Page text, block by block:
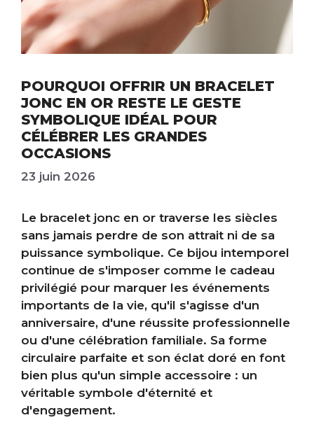
POURQUOI OFFRIR UN BRACELET
JONC EN OR RESTE LE GESTE
SYMBOLIQUE IDÉAL POUR
CÉLÉBRER LES GRANDES
OCCASIONS
23 juin 2026
Le bracelet jonc en or traverse les siècles
sans jamais perdre de son attrait ni de sa
puissance symbolique. Ce bijou intemporel
continue de s'imposer comme le cadeau
privilégié pour marquer les événements
importants de la vie, qu'il s'agisse d'un
anniversaire, d'une réussite professionnelle
ou d'une célébration familiale. Sa forme
circulaire parfaite et son éclat doré en font
bien plus qu'un simple accessoire : un
véritable symbole d'éternité et
d'engagement.